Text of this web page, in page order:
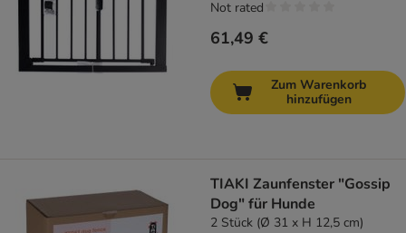
61,49 €
Not rated
Zum Warenkorb
hinzufügen
TIAKI Zaunfenster "Gossip
Dog" für Hunde
2 Stück (Ø 31 x H 12,5 cm)